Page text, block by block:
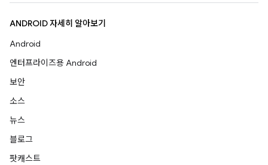
ANDROID 자세히 알아보기
Android
엔터프라이즈용 Android
보안
소스
뉴스
블로그
팟캐스트